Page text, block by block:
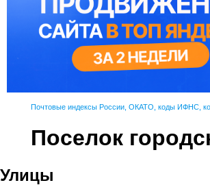
Почтовые индексы России, ОКАТО, коды ИФНС,
Поселок
Улицы